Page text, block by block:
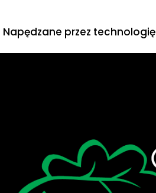
Napędzane przez technologię